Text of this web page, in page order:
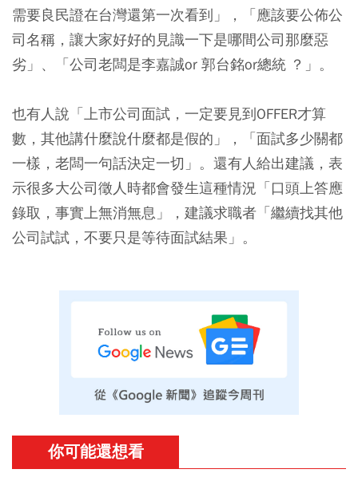
需要良民證在台灣還第一次看到」，「應該要公佈公
司名稱，讓大家好好的見識一下是哪間公司那麼惡
劣」、「公司老闆是李嘉誠or 郭台銘or總統 ？」。
也有人說「上市公司面試，一定要見到OFFER才算
數，其他講什麼說什麼都是假的」，「面試多少關都
一樣，老闆一句話決定一切」。還有人給出建議，表
示很多大公司徵人時都會發生這種情況「口頭上答應
錄取，事實上無消無息」，建議求職者「繼續找其他
公司試試，不要只是等待面試結果」。